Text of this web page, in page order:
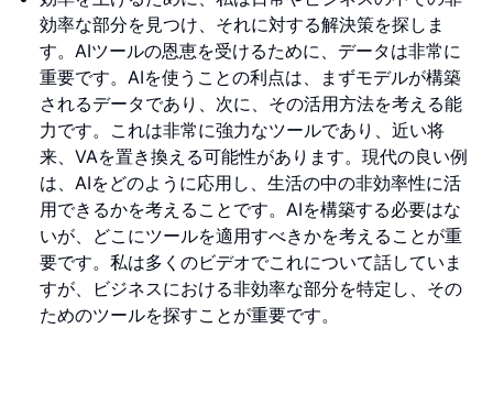
効率な部分を見つけ、それに対する解決策を探しま
す。AIツールの恩恵を受けるために、データは非常に
重要です。AIを使うことの利点は、まずモデルが構築
されるデータであり、次に、その活用方法を考える能
力です。これは非常に強力なツールであり、近い将
来、VAを置き換える可能性があります。現代の良い例
は、AIをどのように応用し、生活の中の非効率性に活
用できるかを考えることです。AIを構築する必要はな
いが、どこにツールを適用すべきかを考えることが重
要です。私は多くのビデオでこれについて話していま
すが、ビジネスにおける非効率な部分を特定し、その
ためのツールを探すことが重要です。